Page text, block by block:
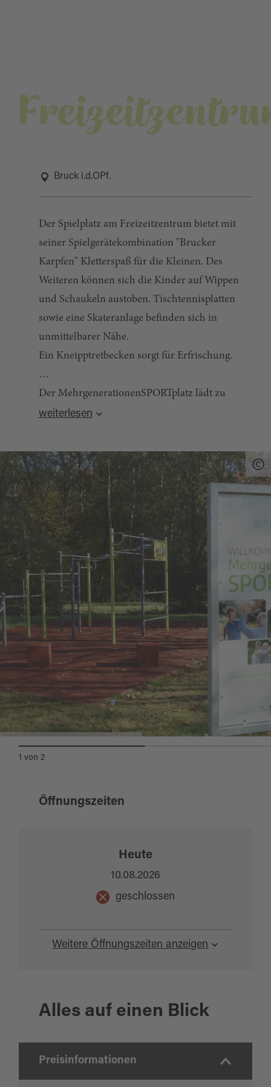
Bruck i.d.OPf.
Der Spielplatz am Freizeitzentrum bietet mit
seiner Spielgerätekombination "Brucker
Karpfen" Kletterspaß für die Kleinen. Des
Weiteren können sich die Kinder auf Wippen
und Schaukeln austoben. Tischtennisplatten
sowie eine Skateranlage befinden sich in
unmittelbarer Nähe.
Ein Kneipptretbecken sorgt für Erfrischung.
Der MehrgenerationenSPORTplatz lädt zu
einem Besuch mit der ganzen Familie ein und
Bewegung für alle Altersgruppen.
Quelle:destination.one
weiterlesen
1 von2
Öffnungszeiten
Weitere Öffnungszeiten anzeigen
Heute
10.08.2026
geschlossen
Alles auf einen Blick
Preisinformationen